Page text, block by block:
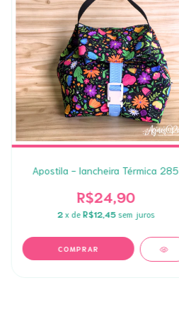
Apostila - lancheira Térmica 285
R$24,90
2 x de R$12,45 sem juros